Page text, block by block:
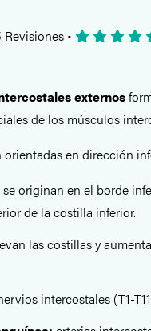
Revisiones •
externos
de los músculos
orientadas en dirección
se originan en el borde
de la costilla inferior.
las costillas y
intercostales (T1-